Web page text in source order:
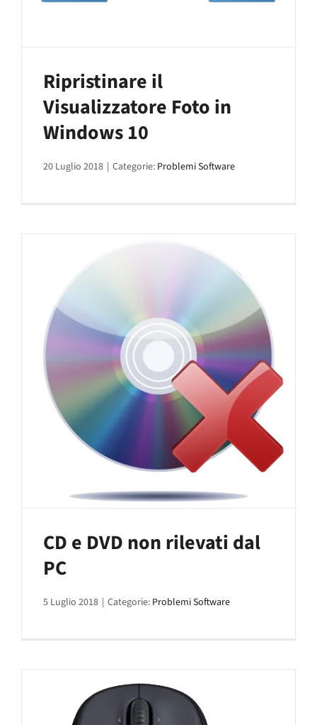
Ripristinare il
Visualizzatore Foto in
Windows 10
20 Luglio 2018 | Categorie: Problemi Software
CD e DVD non rilevati dal
PC
5 Luglio 2018 | Categorie: Problemi Software